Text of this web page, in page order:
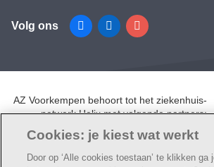
Volg ons FacebookLinkedinInstagram
AZ Voorkempen behoort tot het ziekenhuis-
netwerk Helix met volgende partners:
Klina.
Cookies: je kiest wat werkt
Door op ‘Alle cookies toestaan’ te klikken ga